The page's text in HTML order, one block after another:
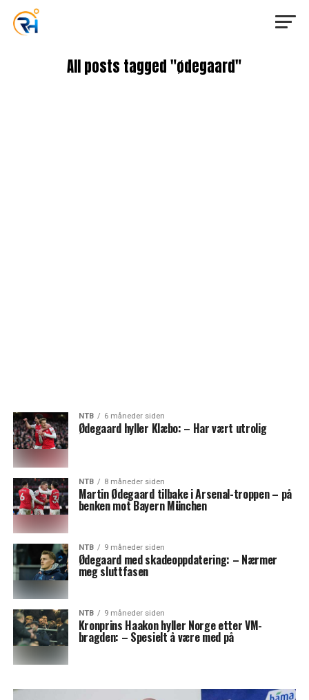
All posts tagged "ødegaard"
NTB 6 måneder siden
Ødegaard hyller Klæbo: – Har vært utrolig
NTB 8 måneder siden
Martin Ødegaard tilbake i Arsenal-troppen – på
benken mot Bayern München
NTB 9 måneder siden
Ødegaard med skadeoppdatering: – Nærmer
meg sluttfasen
NTB 9 måneder siden
Kronprins Haakon hyller Norge etter VM-
bragden: – Spesielt å være med på